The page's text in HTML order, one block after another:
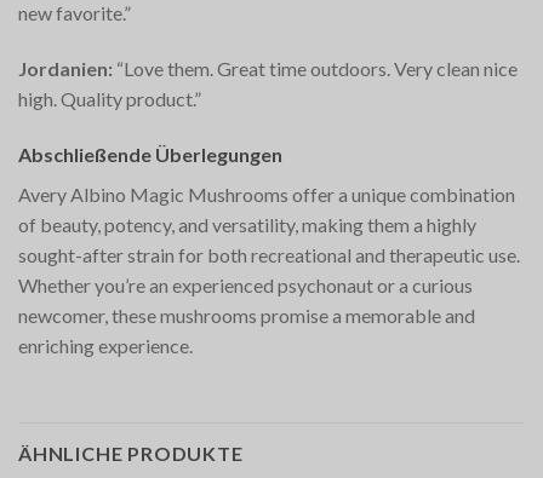
new favorite.”
Jordanien: “Love them. Great time outdoors. Very clean nice
high. Quality product.”
Abschließende Überlegungen
Avery Albino Magic Mushrooms offer a unique combination
of beauty, potency, and versatility, making them a highly
sought-after strain for both recreational and therapeutic use.
Whether you’re an experienced psychonaut or a curious
newcomer, these mushrooms promise a memorable and
enriching experience.
ÄHNLICHE PRODUKTE